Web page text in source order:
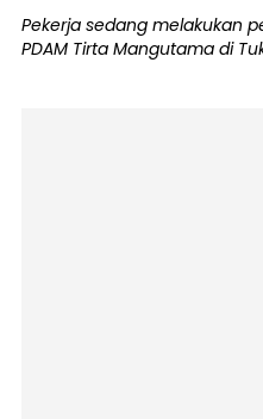
Pekerja sedang melakukan
PDAM Tirta Mangutama di